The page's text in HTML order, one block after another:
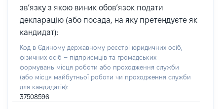
зв’язку з якою виник обов’язок подати
декларацію (або посада, на яку претендуєте як
кандидат):
Код в Єдиному державному реєстрі юридичних осіб,
фізичних осіб – підприємців та громадських
формувань місця роботи або проходження служби
(або місця майбутньої роботи чи проходження служби
для кандидатів):
37508596